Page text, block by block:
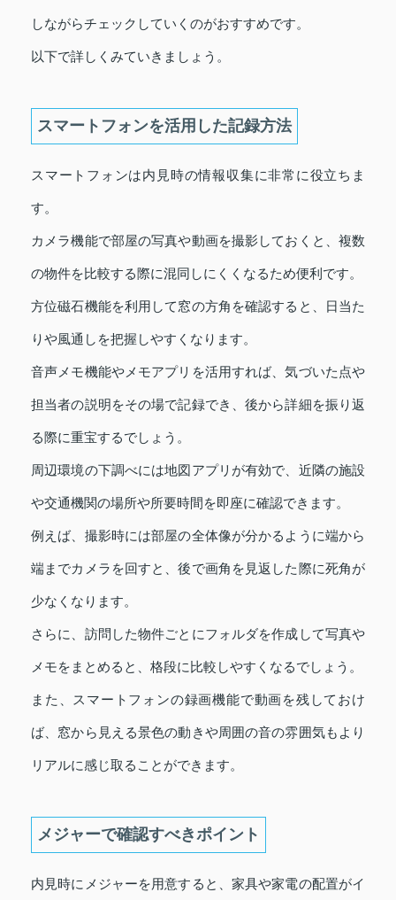
しながらチェックしていくのがおすすめです。
以下で詳しくみていきましょう。
スマートフォンを活用した記録方法
スマートフォンは内見時の情報収集に非常に役立ちま
す。
カメラ機能で部屋の写真や動画を撮影しておくと、複数
の物件を比較する際に混同しにくくなるため便利です。
方位磁石機能を利用して窓の方角を確認すると、日当た
りや風通しを把握しやすくなります。
音声メモ機能やメモアプリを活用すれば、気づいた点や
担当者の説明をその場で記録でき、後から詳細を振り返
る際に重宝するでしょう。
周辺環境の下調べには地図アプリが有効で、近隣の施設
や交通機関の場所や所要時間を即座に確認できます。
例えば、撮影時には部屋の全体像が分かるように端から
端までカメラを回すと、後で画角を見返した際に死角が
少なくなります。
さらに、訪問した物件ごとにフォルダを作成して写真や
メモをまとめると、格段に比較しやすくなるでしょう。
また、スマートフォンの録画機能で動画を残しておけ
ば、窓から見える景色の動きや周囲の音の雰囲気もより
リアルに感じ取ることができます。
メジャーで確認すべきポイント
内見時にメジャーを用意すると、家具や家電の配置がイ